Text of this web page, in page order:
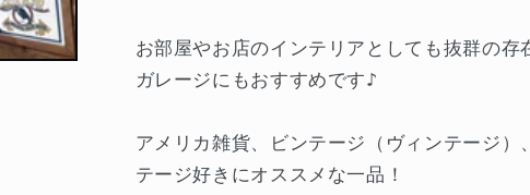
お部屋やお店のインテリアとしても抜群の存
ガレージにもおすすめです♪
アメリカ雑貨、ビンテージ（ヴィンテージ
テージ好きにオススメな一品！